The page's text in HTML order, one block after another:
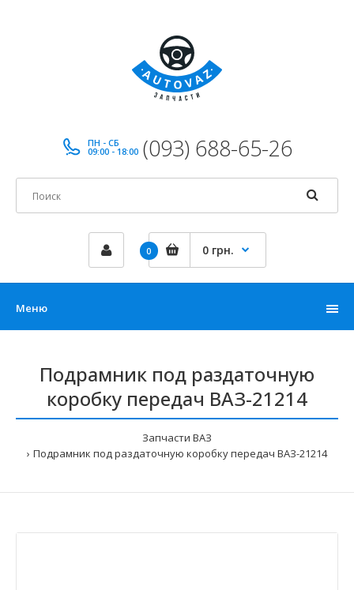
ПН - СБ
09:00 - 18:00 (093) 688-65-26
0 0 грн.
Меню
Подрамник под раздаточную
коробку передач ВАЗ-21214
Запчасти ВАЗ
Подрамник под раздаточную коробку передач ВАЗ-21214